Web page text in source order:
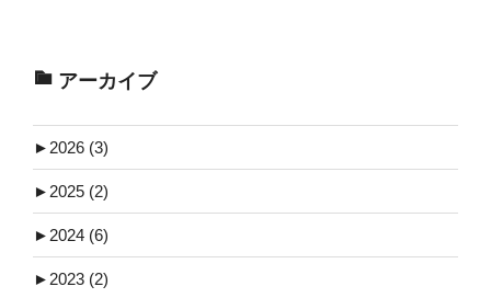
アーカイブ
► 2026 (3)
► 2025 (2)
► 2024 (6)
► 2023 (2)